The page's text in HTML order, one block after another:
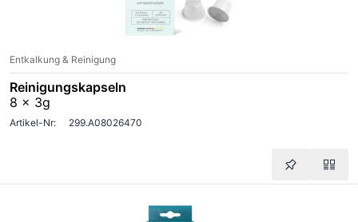
Entkalkung & Reinigung
Reinigungskapseln
8 x 3g
Artikel-Nr: 299.A08026470